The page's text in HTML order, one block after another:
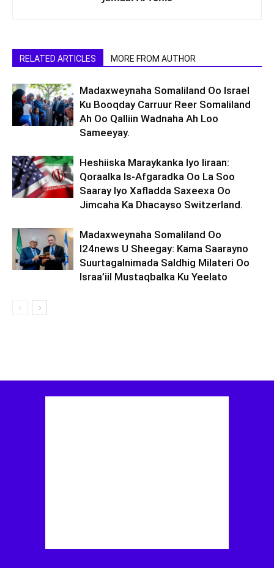
RELATED ARTICLES MORE FROM AUTHOR
Madaxweynaha Somaliland Oo Israel
Ku Booqday Carruur Reer Somaliland
Ah Oo Qalliin Wadnaha Ah Loo
Sameeyay.
Heshiiska Maraykanka Iyo Iiraan:
Qoraalka Is-Afgaradka Oo La Soo
Saaray Iyo Xafladda Saxeexa Oo
Jimcaha Ka Dhacayso Switzerland.
Madaxweynaha Somaliland Oo
I24news U Sheegay: Kama Saarayno
Suurtagalnimada Saldhig Milateri Oo
Israa’iil Mustaqbalka Ku Yeelato